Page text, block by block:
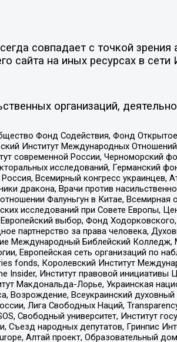
совпадает с точкой зрения
сайта на иных ресурсах в сети
организаций,
Фонд Содействия, Фонд
Институт Международных Отношений,
современной России, Черноморский
исследований, Германский
Всемирный конгресс украинцев,
дракона, Врачи против
Фалуньгун в Китае,
исследований при Совете Европы,
выбор, Фонд
за права человека,
Международный Библейский
Европейская сеть организаций по
fonds, Королевский Институт
Insider, Институт правовой
Макдональда-Лорье, Украинская
Всеукраинский духовный
Лига Свободных Наций,
Свободный университет, Институт
народных депутатов, Гринпис
Алтай проект, Образовательный